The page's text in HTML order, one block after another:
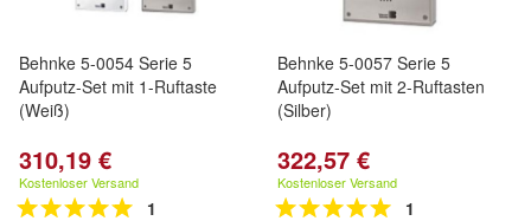
Behnke 5-0054 Serie 5
Aufputz-Set mit 1-Ruftaste
(Weiß)
310,19 €
Kostenloser Versand
1
Behnke 5-0057 Serie 5
Aufputz-Set mit 2-Ruftasten
(Silber)
322,57 €
Kostenloser Versand
1